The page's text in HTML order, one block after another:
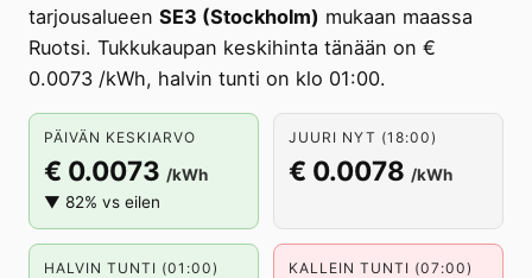
tarjousalueen SE3 (Stockholm) mukaan maassa
Ruotsi. Tukkukaupan keskihinta tänään on €
0.0073 /kWh, halvin tunti on klo 01:00.
PÄIVÄN KESKIARVO
€ 0.0073 /kWh
▼ 82% vs eilen
JUURI NYT (18:00)
€ 0.0078 /kWh
HALVIN TUNTI (01:00) KALLEIN TUNTI (07:00)